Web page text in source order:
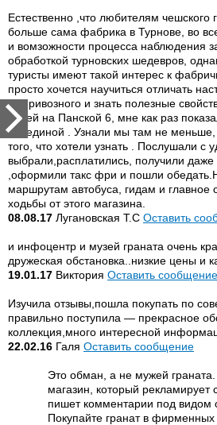
Естественно ,что любителям чешского
больше сама фабрика в Турнове, во
и вомзожности процессa наблюдения
обработкой турновских шедевров,
туристы имеют такой интерес к
просто хочется научиться отличать
от привозного и знать полезные
музей на Панской 6, мне как раз
серединой . Узнали мы там не меньше,
того, что хотели узнать . Послушали с
выбрали,расплатились, получили даже
,оформили такс фри и пошли
маршрутам автобуса, гидам и главное
ходьбы от этого магазина.
08.08.17 Лугановская Т.С Оставить
и инфоцентр и музей граната очень
дружеская обстановка..низкие цены и
19.01.17 Виктория Оставить сообщение
Изучила отзывы,пошла покупать по
правильно поступила — прекрасное
коллекция,много интересной
22.02.16 Галя Оставить сообщение
Это обман, а не мужей
магазин, который рекламирует
пишет комментарии под видом
Покупайте гранат в